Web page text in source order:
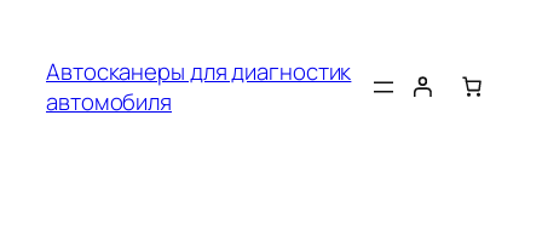
содержимому
Автосканеры для диагностик
автомобиля